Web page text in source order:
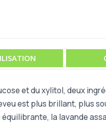
et du xylitol, deux
est plus brillant, plus
la lavande